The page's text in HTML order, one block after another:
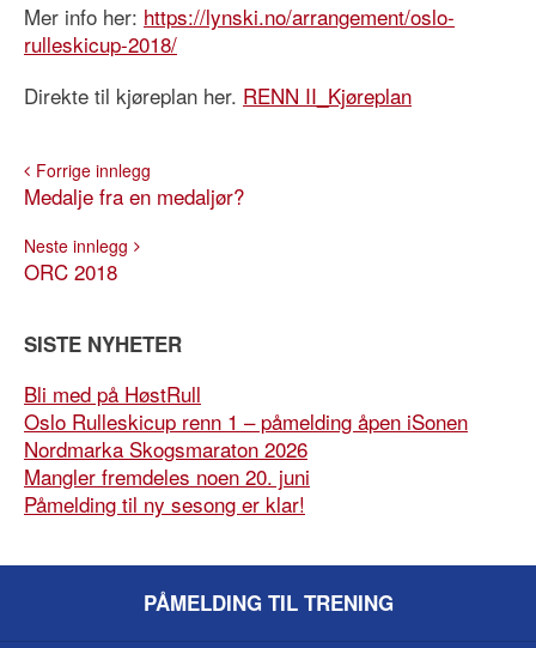
Mer info her: https://lynski.no/arrangement/oslo-
rulleskicup-2018/
Direkte til kjøreplan her. RENN II_Kjøreplan
Forrige innlegg
Medalje fra en medaljør?
Neste innlegg
ORC 2018
SISTE NYHETER
Bli med på HøstRull
Oslo Rulleskicup renn 1 – påmelding åpen iSonen
Nordmarka Skogsmaraton 2026
Mangler fremdeles noen 20. juni
Påmelding til ny sesong er klar!
PÅMELDING TIL TRENING